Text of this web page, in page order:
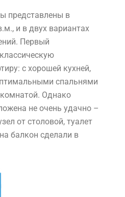
представлены в
и в двух вариантах
Первый
с хорошей кухней,
спальнями
Однако
не очень удачно –
от столовой, туалет
балкон сделали в